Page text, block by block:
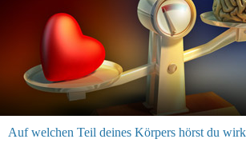
Auf welchen Teil deines Körpers hörst du